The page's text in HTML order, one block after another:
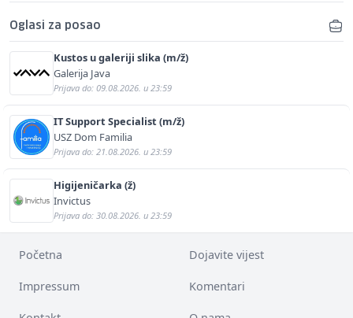
Oglasi za posao
Kustos u galeriji slika (m/ž)
Galerija Java
Prijava do: 09.08.2026. u 23:59
IT Support Specialist (m/ž)
USZ Dom Familia
Prijava do: 21.08.2026. u 23:59
Higijeničarka (ž)
Invictus
Prijava do: 30.08.2026. u 23:59
Početna Dojavite vijest
Impressum Komentari